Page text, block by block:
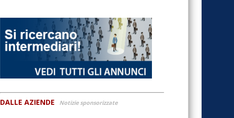
DALLE AZIENDE Notizie sponsorizzate